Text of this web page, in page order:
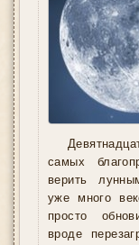
самых
верить
уже много
просто
вроде